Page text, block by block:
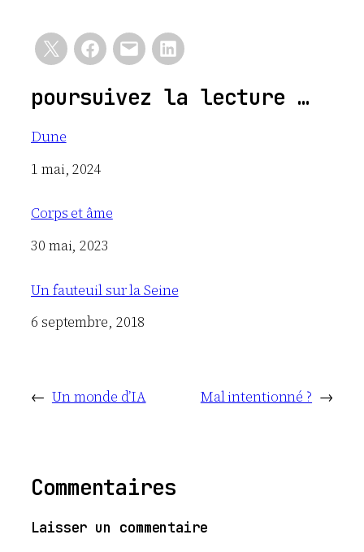
poursuivez la lecture …
Dune
Date
1 mai, 2024
Corps et âme
Date
30 mai, 2023
Un fauteuil sur la Seine
Date
6 septembre, 2018
← Un monde d’IA Mal intentionné ? →
Commentaires
Laisser un commentaire